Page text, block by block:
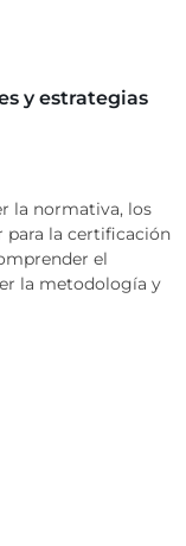
y estrategias
la normativa, los
para la certificación
el
la metodología y